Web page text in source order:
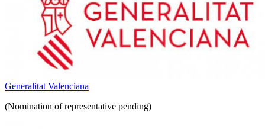
Generalitat Valenciana
(Nomination of representative pending)